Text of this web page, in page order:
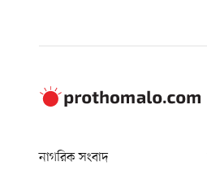
নাগরিক সংবাদ